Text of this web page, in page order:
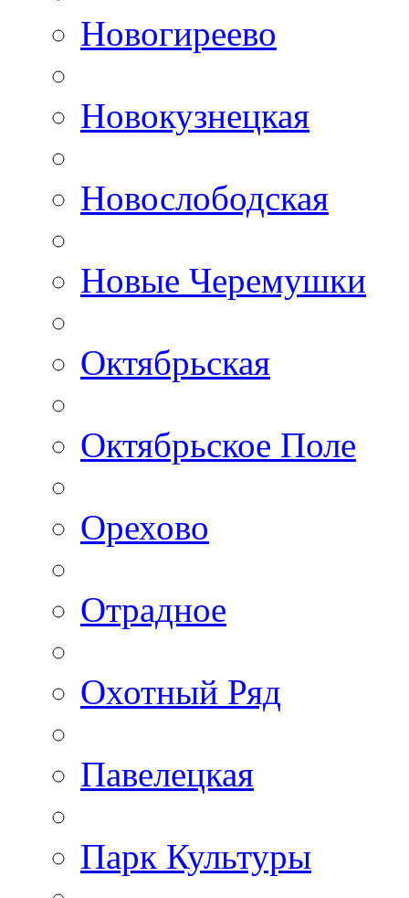
Новогиреево
Новокузнецкая
Новослободская
Новые Черемушки
Октябрьская
Октябрьское Поле
Орехово
Отрадное
Охотный Ряд
Павелецкая
Парк Культуры